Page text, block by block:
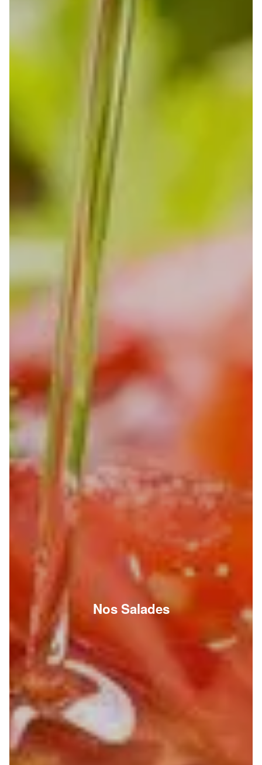
Nos Salades